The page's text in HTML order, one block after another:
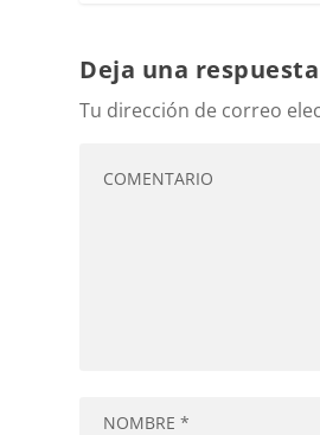
Deja una respuesta
Tu dirección de correo